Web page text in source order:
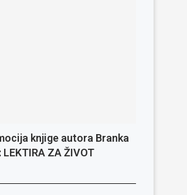
knjige autora Branka
ZA ŽIVOT